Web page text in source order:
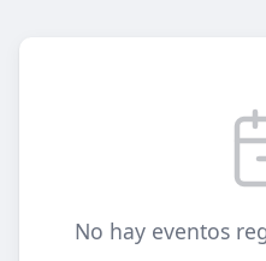
No hay eventos